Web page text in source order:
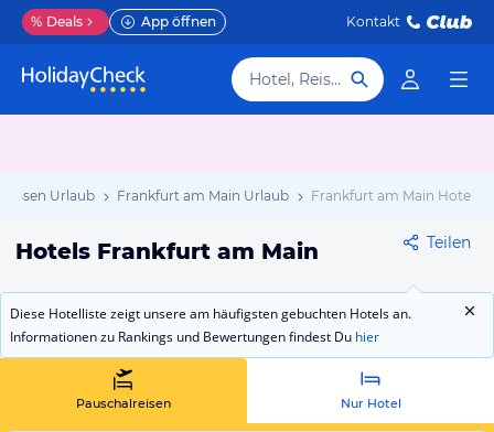
% Deals App öffnen Kontakt
Hotel, Reiseziel
Urlaub Frankfurt am Main Urlaub Frankfurt am Main Hotels
Hotels Frankfurt am Main Teilen
Diese Hotelliste zeigt unsere am häufigsten gebuchten Hotels an.
Informationen zu Rankings und Bewertungen findest Du hier
Pauschalreisen Nur Hotel